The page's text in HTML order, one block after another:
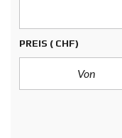
PREIS ( CHF)